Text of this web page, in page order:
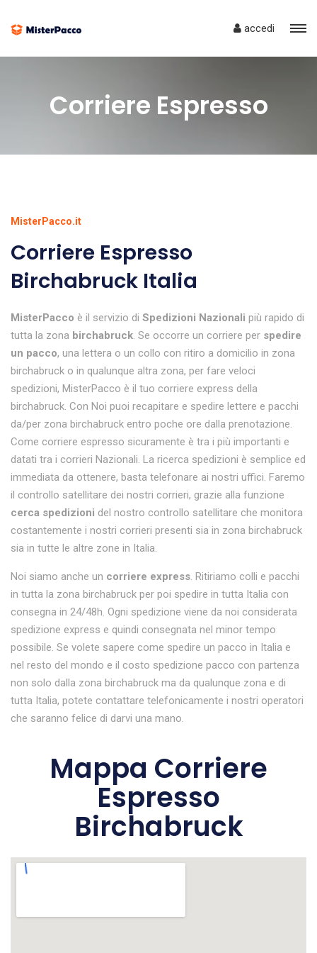
accedi
Corriere Espresso
MisterPacco.it
Corriere Espresso
Birchabruck Italia
MisterPacco è il servizio di Spedizioni Nazionali più rapido di
tutta la zona birchabruck. Se occorre un corriere per spedire
un pacco, una lettera o un collo con ritiro a domicilio in zona
birchabruck o in qualunque altra zona, per fare veloci
spedizioni, MisterPacco è il tuo corriere express della
birchabruck. Con Noi puoi recapitare e spedire lettere e pacchi
da/per zona birchabruck entro poche ore dalla prenotazione.
Come corriere espresso sicuramente è tra i più importanti e
datati tra i corrieri Nazionali. La ricerca spedizioni è semplice ed
immediata da ottenere, basta telefonare ai nostri uffici. Faremo
il controllo satellitare dei nostri corrieri, grazie alla funzione
cerca spedizioni del nostro controllo satellitare che monitora
costantemente i nostri corrieri presenti sia in zona birchabruck
sia in tutte le altre zone in Italia.
Noi siamo anche un corriere express. Ritiriamo colli e pacchi
in tutta la zona birchabruck per poi spedire in tutta Italia con
consegna in 24/48h. Ogni spedizione viene da noi considerata
spedizione express e quindi consegnata nel minor tempo
possibile. Se volete sapere come spedire un pacco in Italia e
nel resto del mondo e il costo spedizione pacco con partenza
non solo dalla zona birchabruck ma da qualunque zona e di
tutta Italia, potete contattare telefonicamente i nostri operatori
che saranno felice di darvi una mano.
Mappa Corriere
Espresso
Birchabruck